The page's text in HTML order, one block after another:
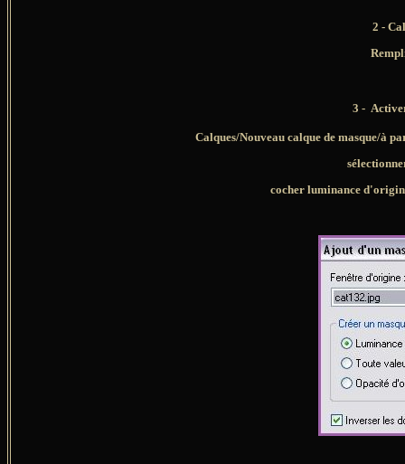
2 -
3 -
Calques/Nouveau calque de masque/à
cocher luminance